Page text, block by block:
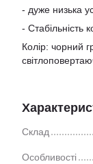
- дуже низька
- Стабільність
Колір: чорний
Склад
Особливості